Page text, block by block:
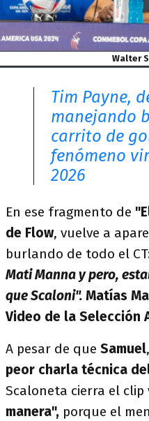
Walter
Tim Payne,
manejando
carrito de
fenómeno
2026
En ese fragmento de
de Flow, vuelve a
burlando de todo el
Mati Manna y pero,
que Scaloni". Matías
Video de la Selección
A pesar de que Samuel
peor charla técnica
Scaloneta cierra el
manera", porque el